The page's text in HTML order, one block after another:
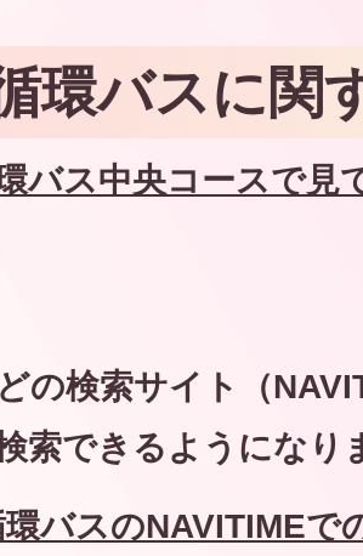
環バスに関
バス中央コースで見
の検索サイト（
索できるようになり
バスのNAVITIMEで